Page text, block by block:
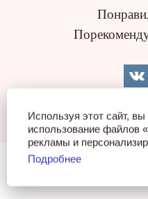
Используя этот сайт,
использование файлов
рекламы и
Подробнее